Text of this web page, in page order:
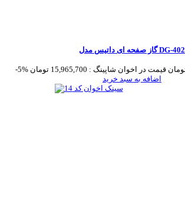
گاز صفحه ای داتیس مدل DG-402
-5% قیمت در اخوان شاپینگ : 15,965,700 تومان
اضافه به سبد خرید